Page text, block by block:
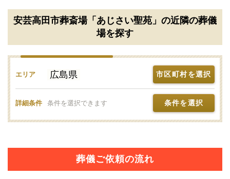
安芸高田市葬斎場「あじさい聖苑」は、多くの方にお
すすめできる斎場ですが、特に以下の方におすすめで
安芸高田市在住の人におすすめ
安芸高田市葬斎場「あじさい聖苑」は安芸高田市が運
市外の方と比較すると、安芸高田市民の方はおよそ2
分の1の費用で斎場を利用できるためおすすめです。
安芸高田市葬斎場「あじさい聖苑」の近隣の葬儀
場を探す
エリア 広島県 市区町村を選択
詳細条件 条件を選択できます 条件を選択
葬儀ご依頼の流れ